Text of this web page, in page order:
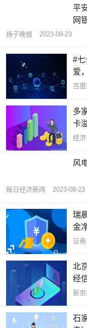
平
网
扬子晚报 2023-08-23
#七
爱
百
多
卡
经
风
每日经济新闻 2023-08-23
瑞
金
证
北
经
新京
石